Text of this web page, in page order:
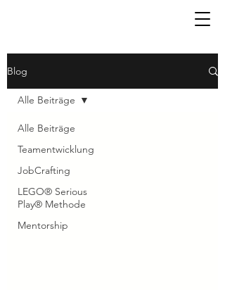
Blog
Alle Beiträge
Teamentwicklung
JobCrafting
LEGO® Serious
Play® Methode
Mentorship
Alle Beiträge